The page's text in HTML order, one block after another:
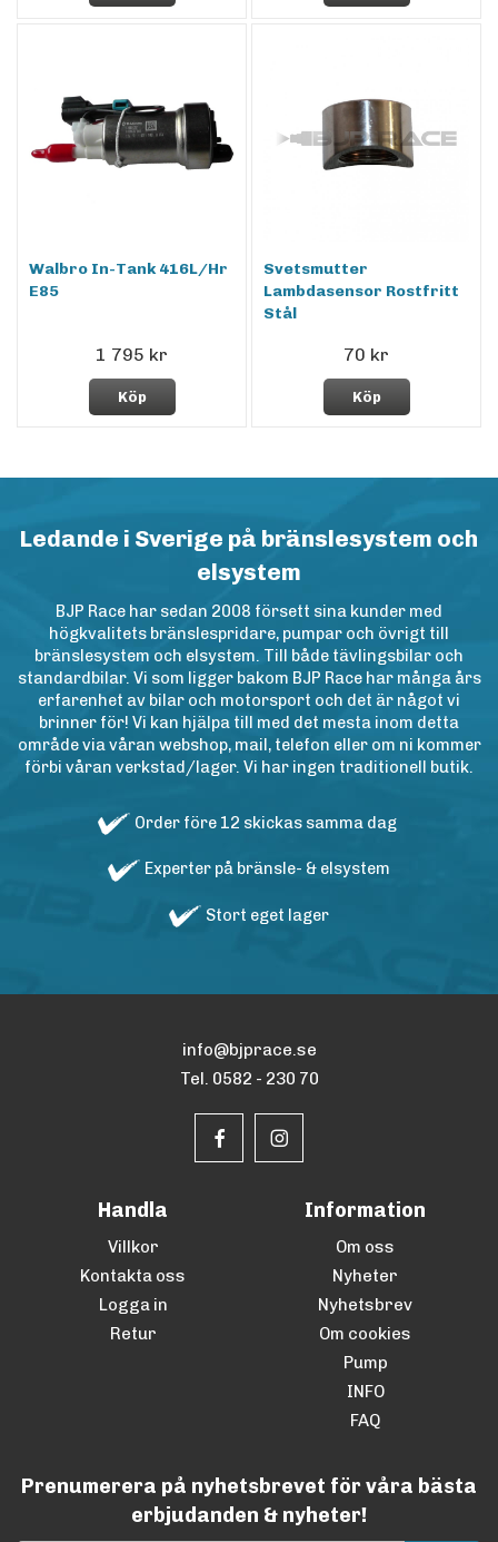
Walbro In-Tank 416L/Hr
E85
1 795 kr
Köp
Svetsmutter
Lambdasensor Rostfritt
Stål
70 kr
Köp
Ledande i Sverige på bränslesystem och
elsystem
BJP Race har sedan 2008 försett sina kunder med
högkvalitets bränslespridare, pumpar och övrigt till
bränslesystem och elsystem. Till både tävlingsbilar och
standardbilar. Vi som ligger bakom BJP Race har många års
erfarenhet av bilar och motorsport och det är något vi
brinner för! Vi kan hjälpa till med det mesta inom detta
område via våran webshop, mail, telefon eller om ni kommer
förbi våran verkstad/lager. Vi har ingen traditionell butik.
Order före 12 skickas samma dag
Experter på bränsle- & elsystem
Stort eget lager
info@bjprace.se
Tel. 0582 - 230 70
Handla
Villkor
Kontakta oss
Logga in
Retur
Information
Om oss
Nyheter
Nyhetsbrev
Om cookies
Pump
INFO
FAQ
Prenumerera på nyhetsbrevet för våra bästa
erbjudanden & nyheter!